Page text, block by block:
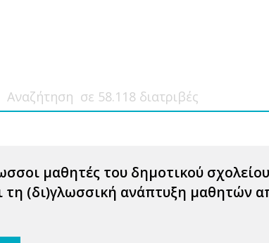
μαθητές του δημοτικού
τη (δι)γλωσσική ανάπτυξη μαθητών